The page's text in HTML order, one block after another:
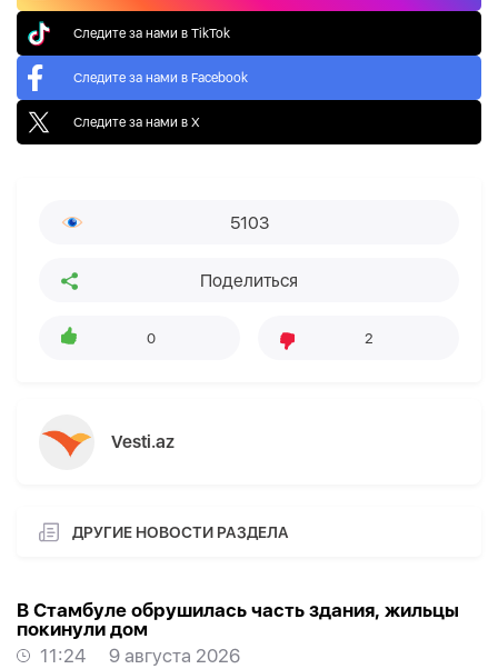
Следите за нами в TikTok
Следите за нами в Facebook
Следите за нами в X
5103
Поделиться
0 2
Vesti.az
ДРУГИЕ НОВОСТИ РАЗДЕЛА
В Стамбуле обрушилась часть здания, жильцы
покинули дом
11:24
9 августа 2026